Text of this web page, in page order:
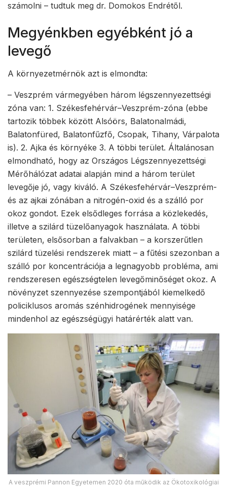
számolni – tudtuk meg dr. Domokos Endrétől.
Megyénkben egyébként jó a
levegő
A környezetmérnök azt is elmondta:
– Veszprém vármegyében három légszennyezettségi
zóna van: 1. Székesfehérvár–Veszprém-zóna (ebbe
tartozik többek között Alsóörs, Balatonalmádi,
Balatonfüred, Balatonfűzfő, Csopak, Tihany, Várpalota
is). 2. Ajka és környéke 3. A többi terület. Általánosan
elmondható, hogy az Országos Légszennyezettségi
Mérőhálózat adatai alapján mind a három terület
levegője jó, vagy kiváló. A Székesfehérvár–Veszprém-
és az ajkai zónában a nitrogén-oxid és a szálló por
okoz gondot. Ezek elsődleges forrása a közlekedés,
illetve a szilárd tüzelőanyagok használata. A többi
területen, elsősorban a falvakban – a korszerűtlen
szilárd tüzelési rendszerek miatt – a fűtési szezonban a
szálló por koncentrációja a legnagyobb probléma, ami
rendszeresen egészségtelen levegőminőséget okoz. A
növényzet szennyezése szempontjából kiemelkedő
policiklusos aromás szénhidrogének mennyisége
mindenhol az egészségügyi határérték alatt van.
A veszprémi Pannon Egyetemen 2020 óta működik az Ökotoxikológiai